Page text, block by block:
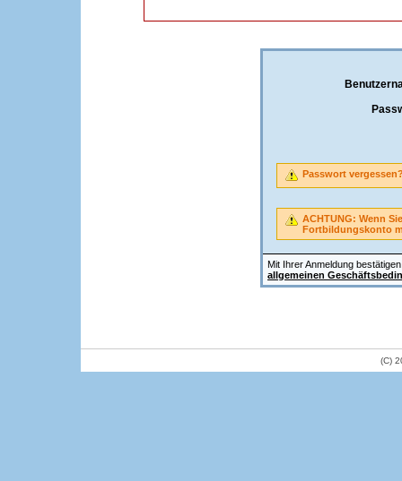
Mit Ihrer Anmeldung
allgemeinen
Passwort
ACHTUNG: Wenn
Fortbildungskonto
(C)